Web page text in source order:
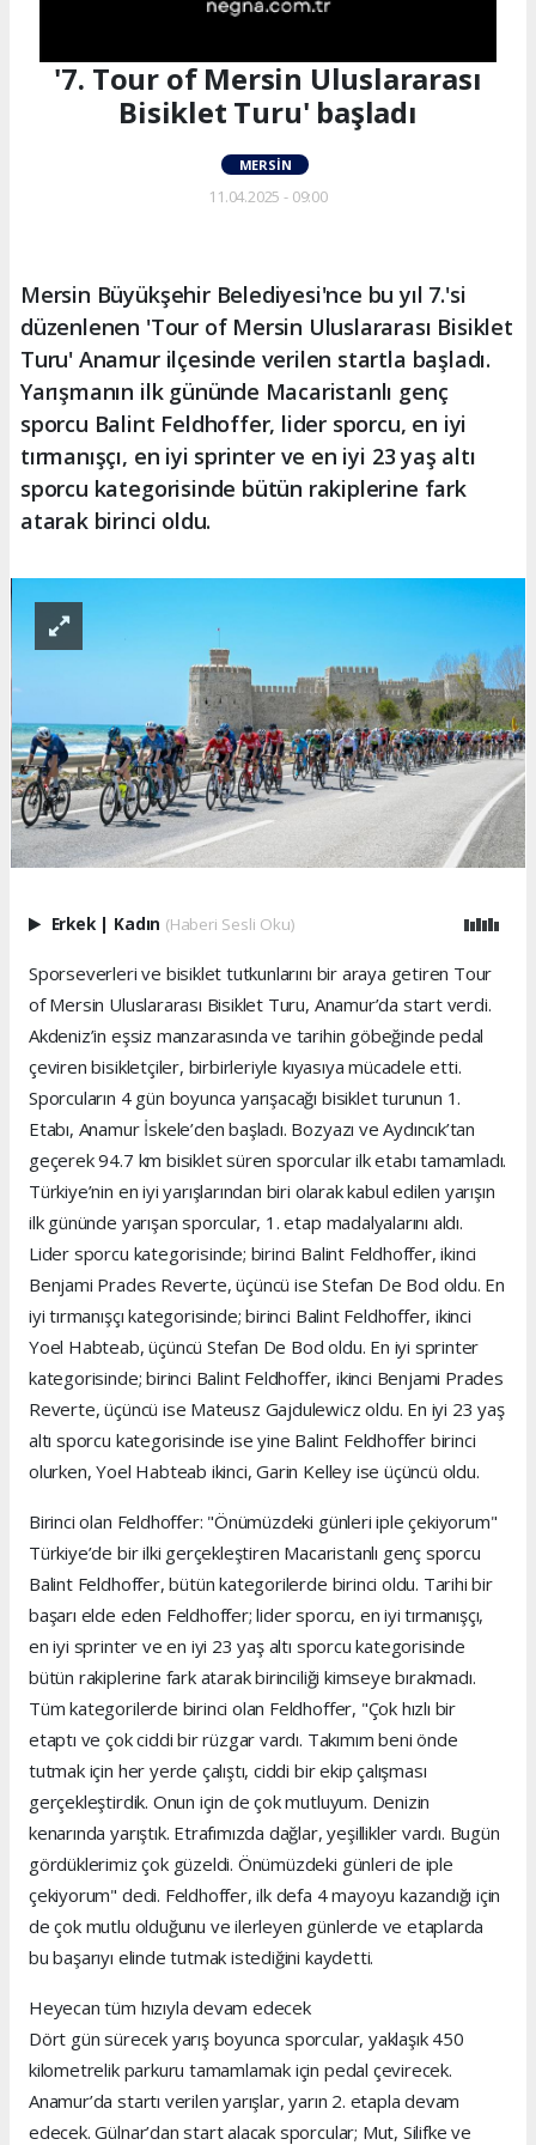
'7. Tour of Mersin Uluslararası
Bisiklet Turu' başladı
MERSIN
11.04.2025 - 09:00
Mersin Büyükşehir Belediyesi'nce bu yıl 7.'si
düzenlenen 'Tour of Mersin Uluslararası Bisiklet
Turu' Anamur ilçesinde verilen startla başladı.
Yarışmanın ilk gününde Macaristanlı genç
sporcu Balint Feldhoffer, lider sporcu, en iyi
tırmanışçı, en iyi sprinter ve en iyi 23 yaş altı
sporcu kategorisinde bütün rakiplerine fark
atarak birinci oldu.
Erkek | Kadın (Haberi Sesli Oku)
Sporseverleri ve bisiklet tutkunlarını bir araya getiren Tour
of Mersin Uluslararası Bisiklet Turu, Anamur’da start verdi.
Akdeniz’in eşsiz manzarasında ve tarihin göbeğinde pedal
çeviren bisikletçiler, birbirleriyle kıyasıya mücadele etti.
Sporcuların 4 gün boyunca yarışacağı bisiklet turunun 1.
Etabı, Anamur İskele’den başladı. Bozyazı ve Aydıncık’tan
geçerek 94.7 km bisiklet süren sporcular ilk etabı tamamladı.
Türkiye’nin en iyi yarışlarından biri olarak kabul edilen yarışın
ilk gününde yarışan sporcular, 1. etap madalyalarını aldı.
Lider sporcu kategorisinde; birinci Balint Feldhoffer, ikinci
Benjami Prades Reverte, üçüncü ise Stefan De Bod oldu. En
iyi tırmanışçı kategorisinde; birinci Balint Feldhoffer, ikinci
Yoel Habteab, üçüncü Stefan De Bod oldu. En iyi sprinter
kategorisinde; birinci Balint Feldhoffer, ikinci Benjami Prades
Reverte, üçüncü ise Mateusz Gajdulewicz oldu. En iyi 23 yaş
altı sporcu kategorisinde ise yine Balint Feldhoffer birinci
olurken, Yoel Habteab ikinci, Garin Kelley ise üçüncü oldu.
Birinci olan Feldhoffer: "Önümüzdeki günleri iple çekiyorum"
Türkiye’de bir ilki gerçekleştiren Macaristanlı genç sporcu
Balint Feldhoffer, bütün kategorilerde birinci oldu. Tarihi bir
başarı elde eden Feldhoffer; lider sporcu, en iyi tırmanışçı,
en iyi sprinter ve en iyi 23 yaş altı sporcu kategorisinde
bütün rakiplerine fark atarak birinciliği kimseye bırakmadı.
Tüm kategorilerde birinci olan Feldhoffer, "Çok hızlı bir
etaptı ve çok ciddi bir rüzgar vardı. Takımım beni önde
tutmak için her yerde çalıştı, ciddi bir ekip çalışması
gerçekleştirdik. Onun için de çok mutluyum. Denizin
kenarında yarıştık. Etrafımızda dağlar, yeşillikler vardı. Bugün
gördüklerimiz çok güzeldi. Önümüzdeki günleri de iple
çekiyorum" dedi. Feldhoffer, ilk defa 4 mayoyu kazandığı için
de çok mutlu olduğunu ve ilerleyen günlerde ve etaplarda
bu başarıyı elinde tutmak istediğini kaydetti.
Heyecan tüm hızıyla devam edecek
Dört gün sürecek yarış boyunca sporcular, yaklaşık 450
kilometrelik parkuru tamamlamak için pedal çevirecek.
Anamur’da startı verilen yarışlar, yarın 2. etapla devam
edecek. Gülnar’dan start alacak sporcular; Mut, Silifke ve